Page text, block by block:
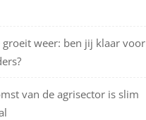
groeit weer: ben jij klaar voor
van de agrisector is slim